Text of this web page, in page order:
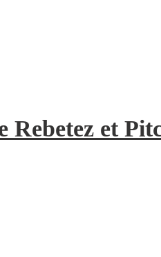
Rebetez et